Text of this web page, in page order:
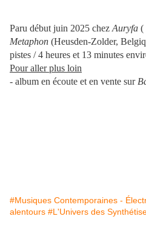
Paru début juin 2025 chez Auryfa (
Metaphon (Heusden-Zolder,
pistes / 4 heures et 13 minutes
Pour aller plus loin
- album en écoute et en vente sur
#Musiques Contemporaines -
alentours #L'Univers des